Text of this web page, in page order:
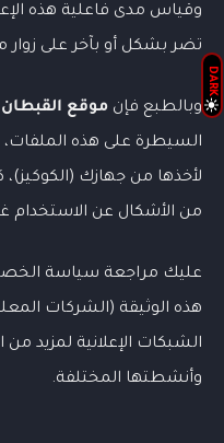
DARK
وقياس مدى فاعلية هذه
تضر بشكل أو بآخر على زوار
وبالطبع فإن موقع
السيطرة على هذه
لأخذها من جهازك
من الأشكال عن الاستخدام
عليك مراجعة سياسة
هذه الوثيقة (الشركات
الشبكات الإعلانية لمزيد
وأنشطتها المختلفة.